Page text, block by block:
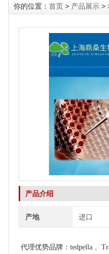
你的位置： 首页 > 产品展示 >
产品介绍
产地 进口
代理优势品牌：tedpella 、